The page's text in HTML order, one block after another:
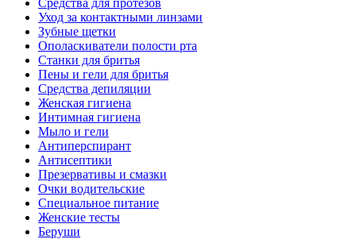
Уход за контактными линзами
Зубные щетки
Ополаскиватели полости рта
Станки для бритья
Пены и гели для бритья
Средства депиляции
Женская гигиена
Интимная гигиена
Мыло и гели
Антиперспирант
Антисептики
Презервативы и смазки
Очки водительские
Специальное питание
Женские тесты
Беруши